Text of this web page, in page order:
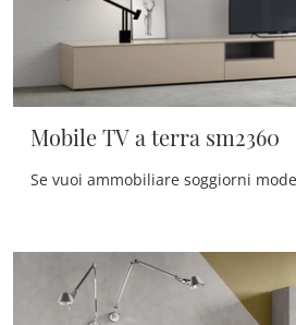
Mobile TV a terra sm2360